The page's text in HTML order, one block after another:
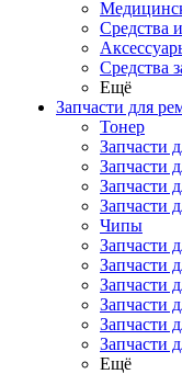
Средства
Средства
Ещё
Запчасти для
Тонер
Запчасти
Запчасти
Запчасти
Запчасти
Чипы
Запчасти
Запчасти
Запчасти
Запчасти
Запчасти
Запчасти
Ещё